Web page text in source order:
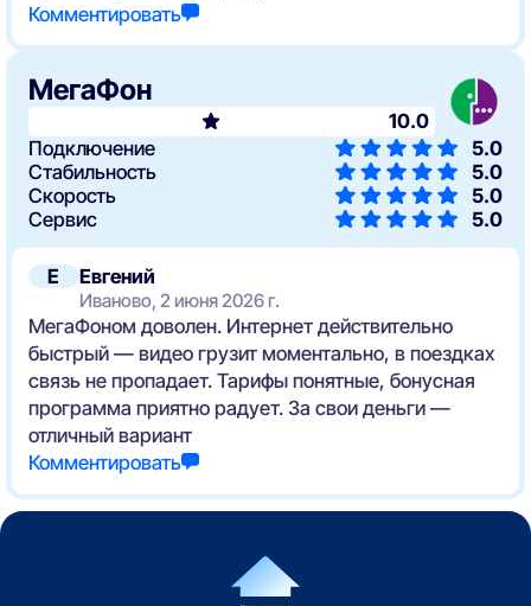
Комментировать
Е Евгений
Иваново, 2 июня 2026 г.
МегаФоном доволен. Интернет действительно
быстрый — видео грузит моментально, в поездках
связь не пропадает. Тарифы понятные, бонусная
программа приятно радует. За свои деньги —
отличный вариант
Комментировать
МегаФон
10.0
Подключение
5.0
Стабильность
5.0
Скорость
5.0
Сервис
5.0